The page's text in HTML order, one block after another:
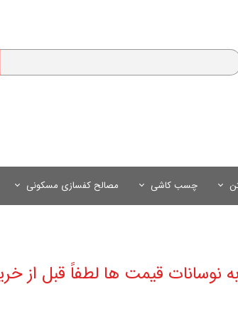
چسب کاشی مصالح کفسازی مسکونی
نوسانات قیمت ها لطفاً قبل از